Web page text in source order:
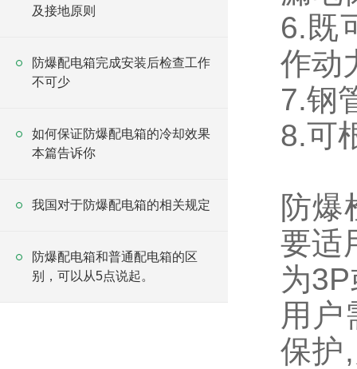
及接地原则
防爆配电箱完成安装后检查工作
不可少
如何保证防爆配电箱的冷却效果
本篇告诉你
我国对于防爆配电箱的相关规定
防爆配电箱和普通配电箱的区
别，可以从5点说起。
6.既
作动
7.钢
8.可
防爆
要适
为
用户
保护